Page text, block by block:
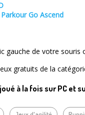
Go Ascend
gauche de votre
gratuits de la
à la fois sur PC et